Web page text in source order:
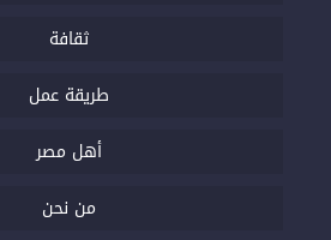
ثقافة
طريقة عمل
أهل مصر
من نحن